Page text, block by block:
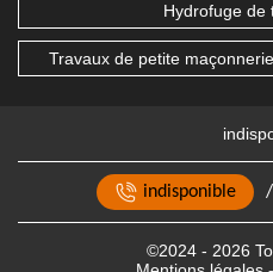
Hydrofuge de
Travaux de petite
indisponible /
©2024 - 2026